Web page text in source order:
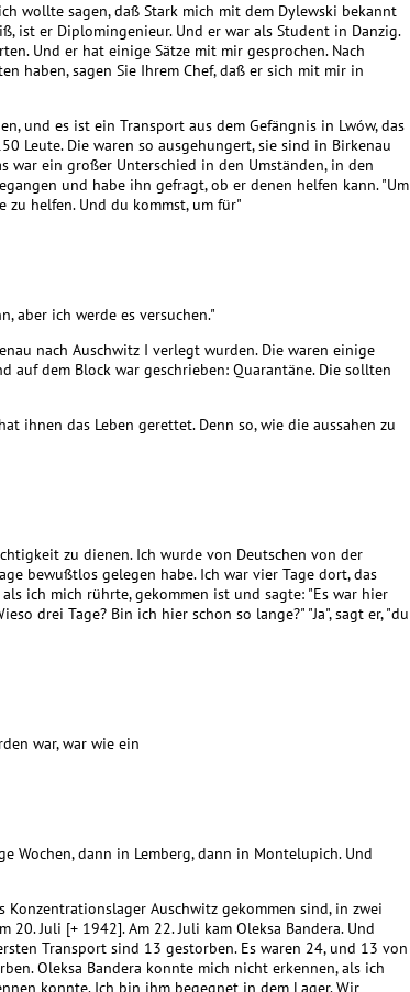
wollte sagen, daß Stark mich mit dem Dylewski bekannt
ist er Diplomingenieur. Und er war als Student in Danzig.
Und er hat einige Sätze mit mir gesprochen. Nach
haben, sagen Sie Ihrem Chef, daß er sich mit mir in
und es ist ein Transport aus dem Gefängnis in Lwów, das
Leute. Die waren so ausgehungert, sie sind in Birkenau
war ein großer Unterschied in den Umständen, in den
und habe ihn gefragt, ob er denen helfen kann. "Um
zu helfen. Und du kommst, um für"
aber ich werde es versuchen."
nach Auschwitz I verlegt wurden. Die waren einige
auf dem Block war geschrieben: Quarantäne. Die sollten
ihnen das Leben gerettet. Denn so, wie die aussahen zu
zu dienen. Ich wurde von Deutschen von der
bewußtlos gelegen habe. Ich war vier Tage dort, das
ich mich rührte, gekommen ist und sagte: "Es war hier
drei Tage? Bin ich hier schon so lange?" "Ja", sagt er, "du
war, war wie ein
Wochen, dann in Lemberg, dann in Montelupich. Und
Auschwitz gekommen sind, in zwei
Juli [+ 1942]. Am 22. Juli kam Oleksa Bandera. Und
Transport sind 13 gestorben. Es waren 24, und 13 von
Oleksa Bandera konnte mich nicht erkennen, als ich
konnte. Ich bin ihm begegnet in dem Lager. Wir